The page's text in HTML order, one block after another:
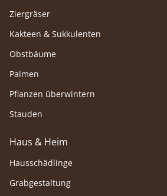
Ziergräser
Kakteen & Sukkulenten
Obstbäume
Palmen
Pflanzen überwintern
Stauden
Haus & Heim
Hausschädlinge
Grabgestaltung